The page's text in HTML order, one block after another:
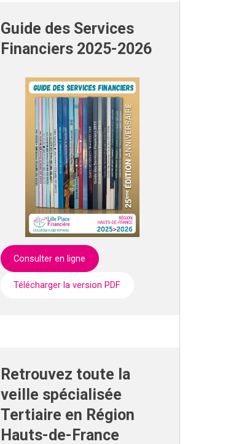
Guide des Services
Financiers 2025-2026
Consulter en ligne
Télécharger la version PDF
Retrouvez toute la
veille spécialisée
Tertiaire en Région
Hauts-de-France